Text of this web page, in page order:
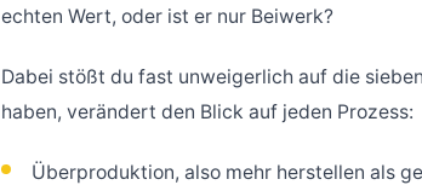
echten Wert, oder ist er nur Beiwerk?
Dabei stößt du fast unweigerlich auf die
haben, verändert den Blick auf jeden Prozess:
Überproduktion, also mehr herstellen als